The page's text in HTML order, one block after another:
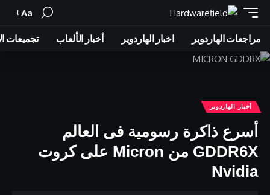
Font
Resizer
Aa
مراجعات الهاردوير اخبار الهاردوير أخبار الألعاب تجميعات
أخبار الهاردوير
أسرع ذاكرة رسومية فى العالم
GDDR6X من Micron على كروت
Nvidia